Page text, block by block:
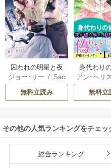
囚われの明星と夜
明けのシュヴァリ
エ
ジョー･リー /Sac
hiyo
無料立読み
身代わり
人
アン･ヘリス
みり
無料立
その他の人気ランキングをチェッ
総合ランキング